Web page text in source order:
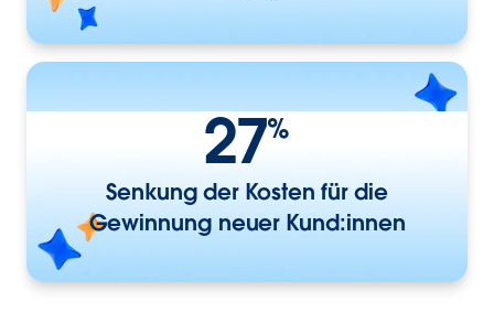
27%
Senkung der Kosten für die
Gewinnung neuer Kund:innen